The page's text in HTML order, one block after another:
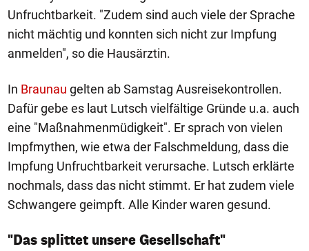
Unfruchtbarkeit. "Zudem sind auch viele der Sprache
nicht mächtig und konnten sich nicht zur Impfung
anmelden", so die Hausärztin.
In Braunau gelten ab Samstag Ausreisekontrollen.
Dafür gebe es laut Lutsch vielfältige Gründe u.a. auch
eine "Maßnahmenmüdigkeit". Er sprach von vielen
Impfmythen, wie etwa der Falschmeldung, dass die
Impfung Unfruchtbarkeit verursache. Lutsch erklärte
nochmals, dass das nicht stimmt. Er hat zudem viele
Schwangere geimpft. Alle Kinder waren gesund.
"Das splittet unsere Gesellschaft"